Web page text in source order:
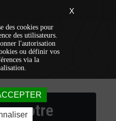
votre
X
des cookies pour
des utilisateurs.
l'autorisation
ou définir vos
via la